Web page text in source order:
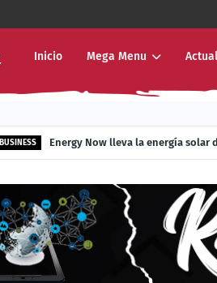
Inicio Mega Menu
BUSINESS Energy Now lleva la energía